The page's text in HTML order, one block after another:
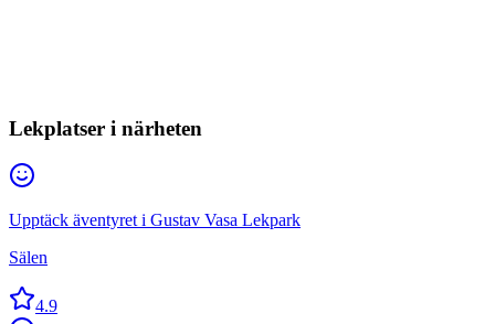
Lekplatser i närheten
Upptäck äventyret i Gustav Vasa Lekpark
Sälen
4.9